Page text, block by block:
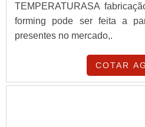
TEMPERATURASA
forming pode ser feita a
presentes no mercado,.
COTAR